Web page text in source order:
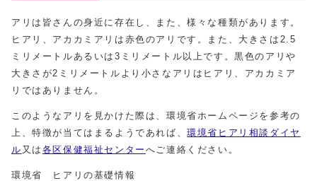
アリは皆さんの身近に存在し、また、様々な種類があります。
ヒアリ、アカカミアリは赤色のアリです。また、大きさは2.5
ミリメートルあるいは3ミリメートル以上です。黒色のアリや
大きさが2ミリメートルより小さなアリはヒアリ、アカカミア
リではありません。
このようなアリを見かけた際は、環境省ホームページを参考の
上、特徴が当てはまるようであれば、環境省ヒアリ相談ダイヤ
ル 又は 各区保健福祉センター へご連絡ください。
環境省 ヒアリの基礎情報